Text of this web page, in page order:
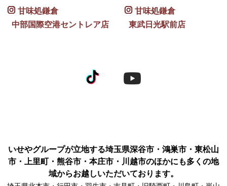
甘味処鎌倉
中部国際空港セントレア店
甘味処鎌倉
東武日光駅前店
いせやグループが立地する埼玉県深谷市・鴻巣市・東松山
市・上里町・熊谷市・本庄市・川越市のほかにも多くの地
域からお越しいただいております。